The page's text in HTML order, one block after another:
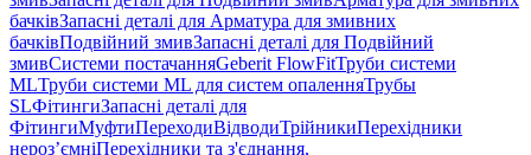
бачкiвЗапасні деталі для Арматура для змивних
бачкiвПодвійний змивЗапасні деталі для Подвійний
змивСистеми постачанняGeberit FlowFitТруби системи
MLТруби системи ML для систем опаленняТрубы
SLФітингиЗапасні деталі для
ФітингиМуфтиПереходиВідводиТрійникиПерехідники
нероз’ємніПерехідники та з'єднання,